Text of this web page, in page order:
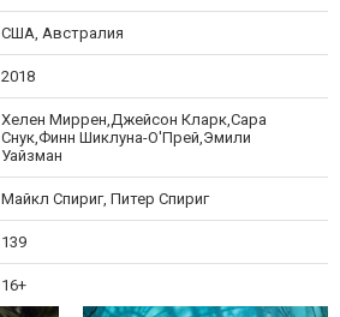
США, Австралия
2018
Хелен Миррен,Джейсон Кларк,Сара
Снук,Финн Шиклуна-О'Прей,Эмили
Уайзман
Майкл Спириг, Питер Спириг
139
16+